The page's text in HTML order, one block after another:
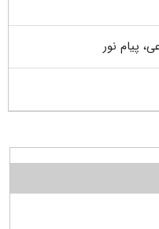
پیام نور